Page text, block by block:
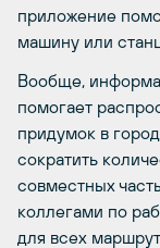
приложение
машину или
Вообще,
помогает
придумок в
сократить
совместных
коллегами по
для всех